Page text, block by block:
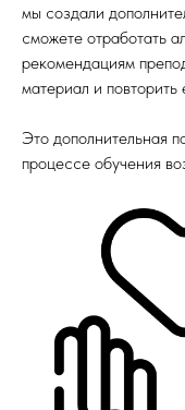
мы создали
сможете отработать
рекомендациям
материал и повторить
Это дополнительная
процессе обучения